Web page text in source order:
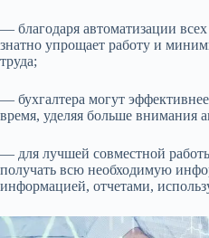
— благодаря автоматизации
знатно упрощает работу и
труда;
— бухгалтера могут
время, уделяя больше внимания
— для лучшей совместной
получать всю необходимую
информацией, отчетами,